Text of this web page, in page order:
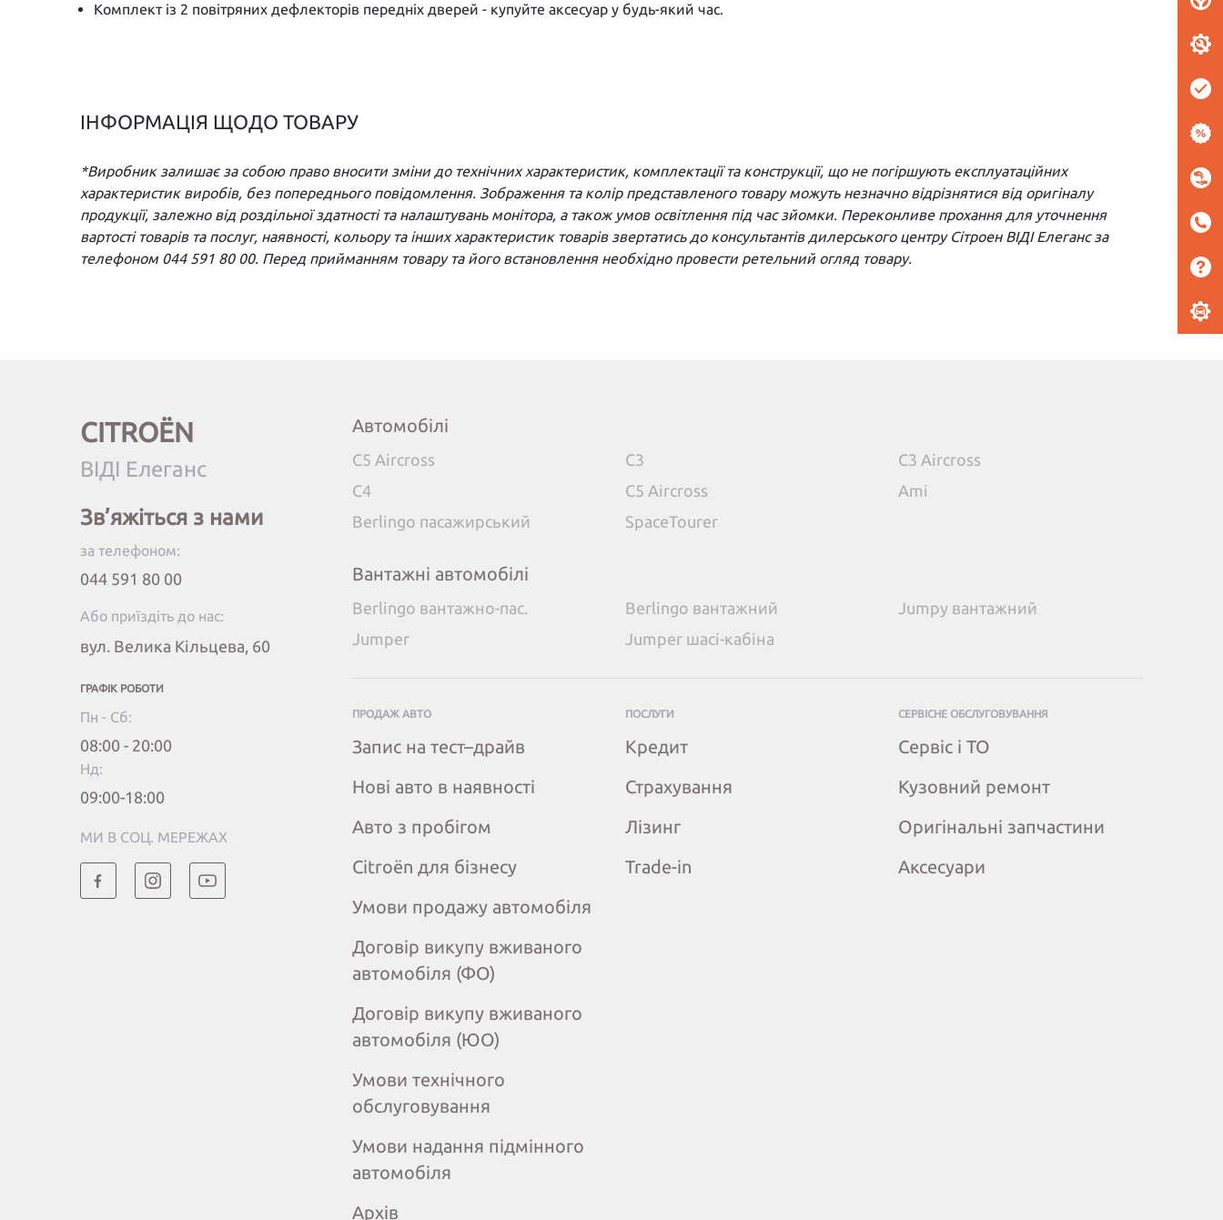
Комплект із 2 повітряних дефлекторів передніх дверей - купуйте аксесуар у будь-який час.
ІНФОРМАЦІЯ ЩОДО ТОВАРУ
*Виробник залишає за собою право вносити зміни до технічних характеристик, комплектації та конструкції, що не погіршують експлуатаційних
характеристик виробів, без попереднього повідомлення. Зображення та колір представленого товару можуть незначно відрізнятися від оригіналу
продукції, залежно від роздільної здатності та налаштувань монітора, а також умов освітлення під час зйомки. Переконливе прохання для уточнення
вартості товарів та послуг, наявності, кольору та інших характеристик товарів звертатись до консультантів дилерського центру Сітроен ВІДІ Елеганс за
телефоном 044 591 80 00. Перед прийманням товару та його встановлення необхідно провести ретельний огляд товару.
CITROËN
ВІДІ Елеганс
Зв’яжіться з нами
за телефоном:
044 591 80 00
Або приїздіть до нас:
вул. Велика Кільцева, 60
ГРАФІК РОБОТИ
Пн - Сб:
08:00 - 20:00
Нд:
09:00-18:00
МИ В СОЦ. МЕРЕЖАХ
Автомобілі
C5 Aircross C3
C3 Aircross
C4
C5 Aircross
Ami
Berlingo пасажирський
SpaceTourer
Вантажні автомобілі
Berlingo вантажно-пас. Berlingo вантажний
Jumpy вантажний
Jumper
Jumper шасі-кабіна
ПРОДАЖ АВТО
Запис на тест–драйв
Нові авто в наявності
Авто з пробігом
Citroёn для бізнесу
Умови продажу автомобіля
Договір викупу вживаного
автомобіля (ФО)
Договір викупу вживаного
автомобіля (ЮО)
Умови технічного
обслуговування
Умови надання підмінного
автомобіля
Архів
ПОСЛУГИ
Кредит
Страхування
Лізинг
Trade-in
СЕРВІСНЕ ОБСЛУГОВУВАННЯ
Сервіс і ТО
Кузовний ремонт
Оригінальні запчастини
Аксесуари